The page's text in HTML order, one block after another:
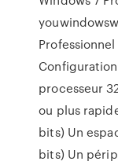
Professionnel
processeur
ou plus
bits) Un
bits) Un